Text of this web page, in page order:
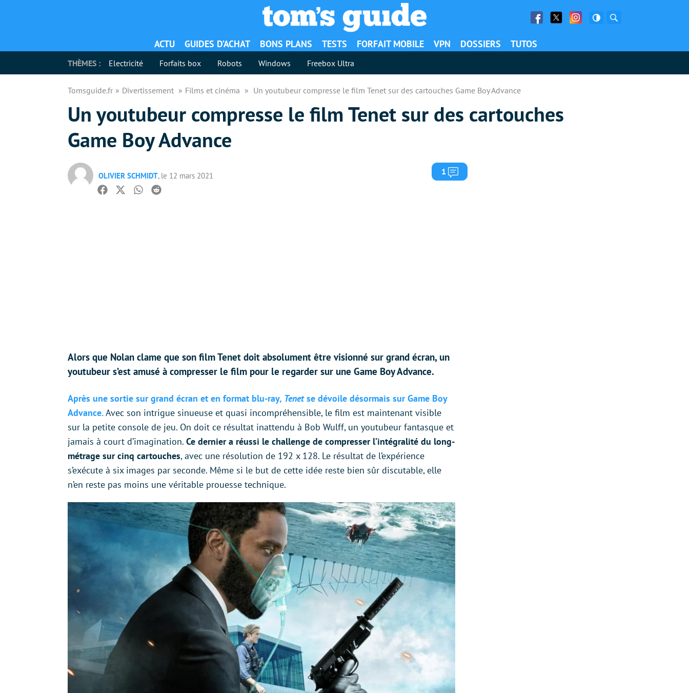
Facebook
Twitter Facebook
ACTU GUIDES D’ACHAT BONS PLANS TESTS FORFAIT MOBILE VPN DOSSIERS TUTOS
THÈMES : Electricité Forfaits box Robots Windows Freebox Ultra
Tomsguide.fr Divertissement Films et cinéma Un youtubeur compresse le film Tenet sur des cartouches Game Boy Advance
Un youtubeur compresse le film Tenet sur des cartouches
Game Boy Advance
OLIVIER SCHMIDT, le 12 mars 2021 1 Commentaires
Facebook
TwitterWhatsapp
Reddit
Alors que Nolan clame que son film Tenet doit absolument être visionné sur grand écran, un
youtubeur s’est amusé à compresser le film pour le regarder sur une Game Boy Advance.
Après une sortie sur grand écran et en format blu-ray, Tenetse dévoile désormais sur Game Boy
Advance.Avec son intrigue sinueuse et quasi incompréhensible, le film est maintenant visible
sur la petite console de jeu. On doit ce résultat inattendu à Bob Wulff, un youtubeur fantasque et
jamais à court d’imagination. Ce dernier a réussi le challenge de compresser l’intégralité du long-
métrage sur cinq cartouches, avec une résolution de 192 x 128. Le résultat de l’expérience
s’exécute à six images par seconde. Même si le but de cette idée reste bien sûr discutable, elle
n’en reste pas moins une véritable prouesse technique.